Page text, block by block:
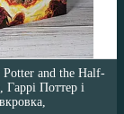
and the Half-
Поттер і